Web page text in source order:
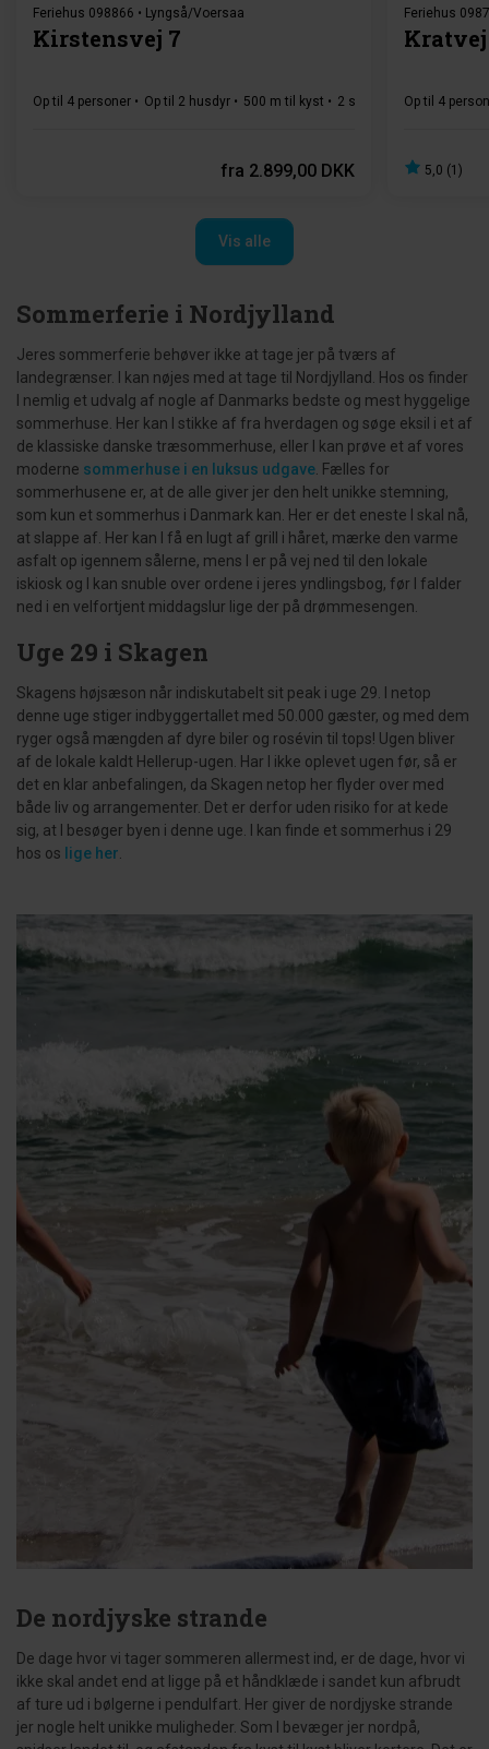
Feriehus 098866 • Lyngså/Voersaa
Kirstensvej 7
Op til 4 personer Op til 2 husdyr 500 m til kyst 2 soverum Gratis Wi-Fi
fra 2.899,00 DKK
Feriehus
Kratvej
Op til 4
5,0 (1)
Vis alle
Sommerferie i Nordjylland
Jeres sommerferie behøver ikke at tage jer på tværs af
landegrænser. I kan nøjes med at tage til Nordjylland. Hos os finder
I nemlig et udvalg af nogle af Danmarks bedste og mest hyggelige
sommerhuse. Her kan I stikke af fra hverdagen og søge eksil i et af
de klassiske danske træsommerhuse, eller I kan prøve et af vores
moderne sommerhuse i en luksus udgave . Fælles for
sommerhusene er, at de alle giver jer den helt unikke stemning,
som kun et sommerhus i Danmark kan. Her er det eneste I skal nå,
at slappe af. Her kan I få en lugt af grill i håret, mærke den varme
asfalt op igennem sålerne, mens I er på vej ned til den lokale
iskiosk og I kan snuble over ordene i jeres yndlingsbog, før I falder
ned i en velfortjent middagslur lige der på drømmesengen.
Uge 29 i Skagen
Skagens højsæson når indiskutabelt sit peak i uge 29. I netop
denne uge stiger indbyggertallet med 50.000 gæster, og med dem
ryger også mængden af dyre biler og rosévin til tops! Ugen bliver
af de lokale kaldt Hellerup-ugen. Har I ikke oplevet ugen før, så er
det en klar anbefalingen, da Skagen netop her flyder over med
både liv og arrangementer. Det er derfor uden risiko for at kede
sig, at I besøger byen i denne uge. I kan finde et sommerhus i 29
hos os lige her
De nordjyske strande
De dage hvor vi tager sommeren allermest ind, er de dage, hvor vi
ikke skal andet end at ligge på et håndklæde i sandet kun afbrudt
af ture ud i bølgerne i pendulfart. Her giver de nordjyske strande
jer nogle helt unikke muligheder. Som I bevæger jer nordpå,